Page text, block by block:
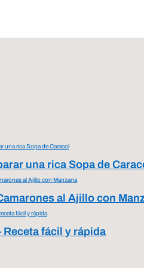
una rica Sopa de
al Ajillo con
Receta fácil y rápida